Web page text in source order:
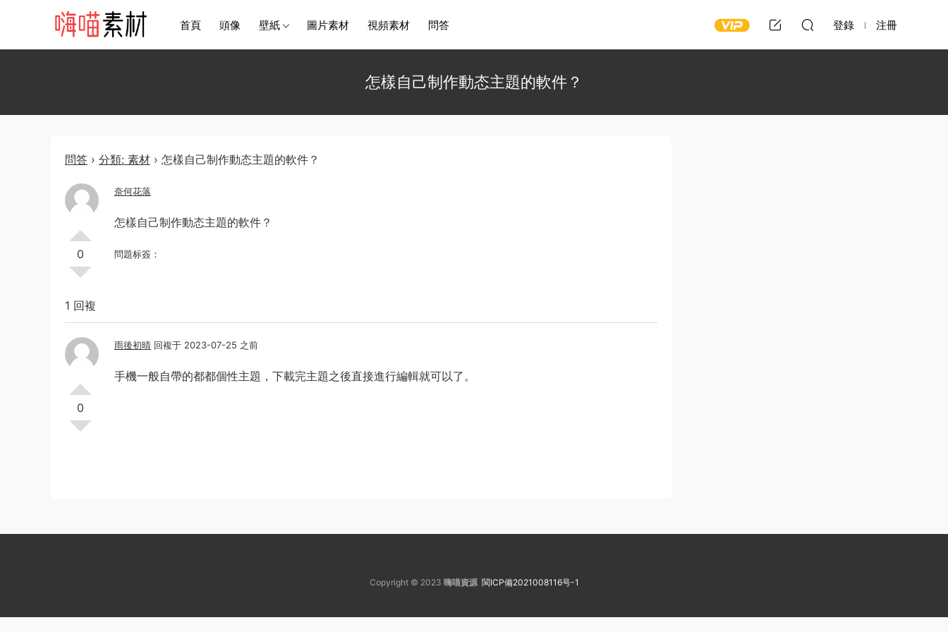
首頁 頭像 壁紙 圖片素材 視頻素材 問答 登錄 注冊
怎樣自己制作動态主題的軟件？
問答 › 分類: 素材 › 怎樣自己制作動态主題的軟件？
0
奈何花落
怎樣自己制作動态主題的軟件？
問題标簽：
1 回複
0
雨後初晴 回複于 2023-07-25 之前
手機一般自帶的都都個性主題，下載完主題之後直接進行編輯就可以了。
Copyright © 2023 嗨喵資源 閩ICP備2021008116号-1